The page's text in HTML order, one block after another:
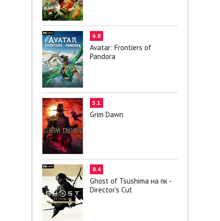
6.8
Avatar: Frontiers of
Pandora
5.1
Grim Dawn
8.4
Ghost of Tsushima на пк -
Director's Cut